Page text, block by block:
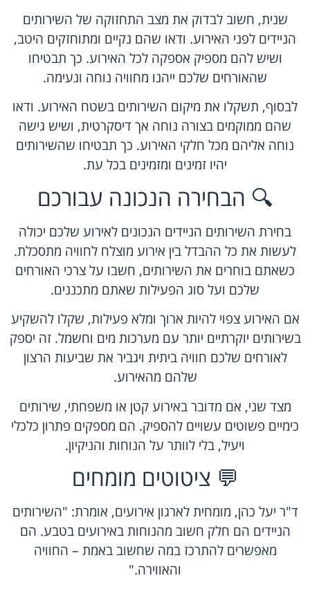
שנית, חשוב לבדוק את מצב התחזוקה של השירותים
הניידים לפני האירוע. ודאו שהם נקיים ומתוחזקים היטב,
ושיש להם מספיק אספקה לכל האירוע. כך תבטיחו
שהאורחים שלכם ייהנו מחוויה נוחה ונעימה.
לבסוף, תשקלו את מיקום השירותים בשטח האירוע. ודאו
שהם ממוקמים בצורה נוחה אך דיסקרטית, ושיש גישה
נוחה אליהם מכל חלקי האירוע. כך תבטיחו שהשירותים
יהיו זמינים ומזמינים בכל עת.
🔍 הבחירה הנכונה עבורכם
בחירת השירותים הניידים הנכונים לאירוע שלכם יכולה
לעשות את כל ההבדל בין אירוע מוצלח לחוויה מתסכלת.
כשאתם בוחרים את השירותים, חשבו על צרכי האורחים
שלכם ועל סוג הפעילות שאתם מתכננים.
אם האירוע צפוי להיות ארוך ומלא פעילות, שקלו להשקיע
בשירותים יוקרתיים יותר עם מערכות מים וחשמל. זה יספק
לאורחים שלכם חוויה ביתית ויגביר את שביעות הרצון
שלהם מהאירוע.
מצד שני, אם מדובר באירוע קטן או משפחתי, שירותים
כימיים פשוטים עשויים להספיק. הם מספקים פתרון כלכלי
ויעיל, בלי לוותר על הנוחות והניקיון.
💬 ציטוטים מומחים
ד"ר יעל כהן, מומחית לארגון אירועים, אומרת: "השירותים
הניידים הם חלק חשוב מהנוחות באירועים בטבע. הם
מאפשרים להתרכז במה שחשוב באמת – החוויה
והאווירה."